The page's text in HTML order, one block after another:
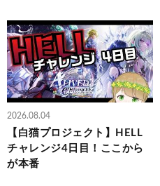
2026.08.04
【白猫プロジェクト】HELL
チャレンジ4日目！ここから
が本番